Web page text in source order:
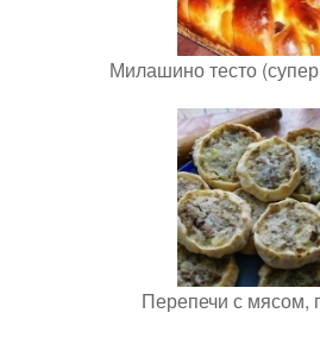
Милашино тесто (супер
Перепечи с мясом,